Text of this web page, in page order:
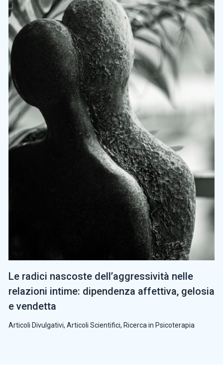
Le radici nascoste dell’aggressività nelle
relazioni intime: dipendenza affettiva, gelosia
e vendetta
Articoli Divulgativi, Articoli Scientifici, Ricerca in Psicoterapia